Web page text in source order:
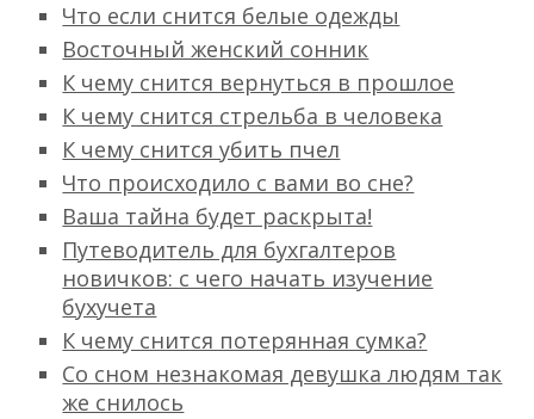
Что если снится белые одежды
Восточный женский сонник
К чему снится вернуться в прошлое
К чему снится стрельба в человека
К чему снится убить пчел
Что происходило с вами во сне?
Ваша тайна будет раскрыта!
Путеводитель для бухгалтеров
новичков: с чего начать изучение
бухучета
К чему снится потерянная сумка?
Со сном незнакомая девушка людям так
же снилось